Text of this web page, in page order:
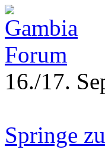
16./17.
Springe